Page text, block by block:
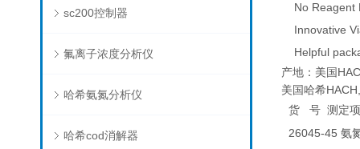
sc200控制器
氟离子浓度分析仪
哈希氨氮分析仪
哈希cod消解器
No Reagent
Innovative
Helpful
产地：美国
美国哈希
货 号 测定
26045-45 氨